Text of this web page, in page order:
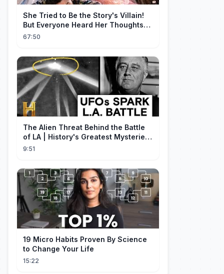
She Tried to Be the Story's Villain!
But Everyone Heard Her Thoughts?
Now Everyone Adores Her~
67:50
The Alien Threat Behind the Battle
of LA | History's Greatest Mysteries
(S5)
9:51
19 Micro Habits Proven By Science
to Change Your Life
15:22